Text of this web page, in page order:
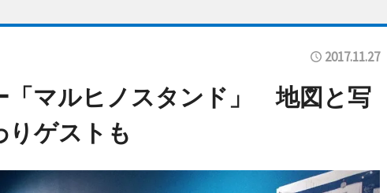
2017.11.27
「マルヒノスタンド」 地図と写
りゲストも